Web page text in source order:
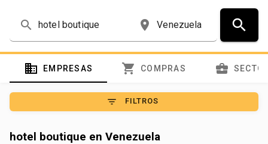
search place search
domain EMPRESAS shopping_cart COMPRAS business_center
filter_list FILTROS
hotel boutique en Venezuela